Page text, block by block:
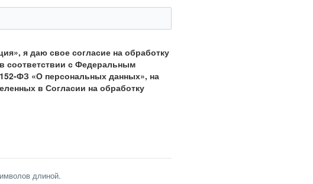
я даю свое согласие на обработку
соответствии с Федеральным
ФЗ «О персональных данных», на
в Согласии на обработку
длиной.